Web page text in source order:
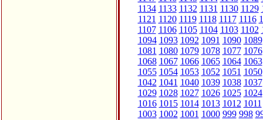
1134 1133 1132 1131 1130 1129
1121 1120 1119 1118 1117 1116
1107 1106 1105 1104 1103 1102
1094 1093 1092 1091 1090 1089
1081 1080 1079 1078 1077 1076
1068 1067 1066 1065 1064 1063
1055 1054 1053 1052 1051 1050
1042 1041 1040 1039 1038 1037
1029 1028 1027 1026 1025 1024
1016 1015 1014 1013 1012 1011
1003 1002 1001 1000 999 998